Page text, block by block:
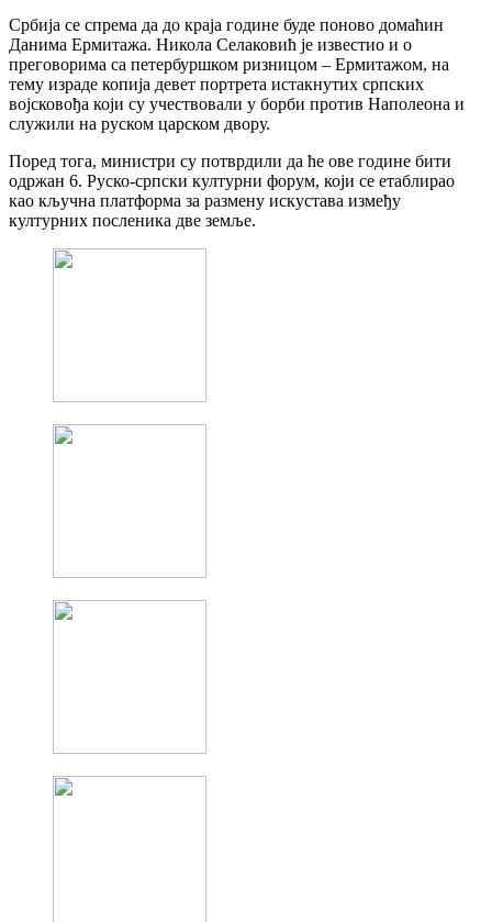
Србија се спрема да до краја године буде поново домаћин
Данима Ермитажа. Никола Селаковић је известио и о
преговорима са петербуршком ризницом – Ермитажом, на
тему израде копија девет портрета истакнутих српских
војсковођа који су учествовали у борби против Наполеона и
служили на руском царском двору.
Поред тога, министри су потврдили да ће ове године бити
одржан 6. Руско-српски културни форум, који се етаблирао
као кључна платформа за размену искустава између
културних посленика две земље.